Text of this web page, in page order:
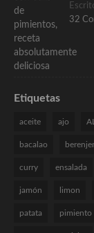
32
Etiquetas
aceite ajo
bacalao
curry ensalada
jamón limon
patata pimiento